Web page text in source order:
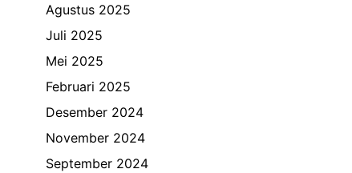
Agustus 2025
Juli 2025
Mei 2025
Februari 2025
Desember 2024
November 2024
September 2024